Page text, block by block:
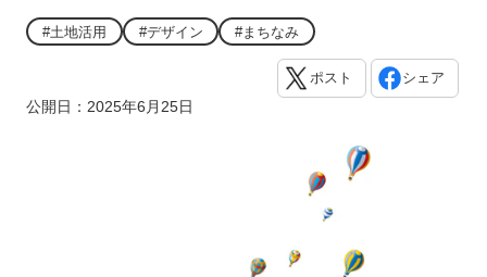
#土地活用 #デザイン #まちなみ
ポスト シェア
公開日：2025年6月25日